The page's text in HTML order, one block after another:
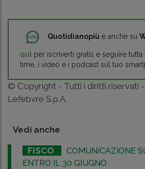
Quotidianopiù è anche su
qui per iscriverti gratis e seguire tutta
time, i video e i podcast sul tuo
© Copyright - Tutti i diritti riservati -
Lefebvre S.p.A.
Vedi anche
FISCO
COMUNICAZIONE
ENTRO IL 30 GIUGNO